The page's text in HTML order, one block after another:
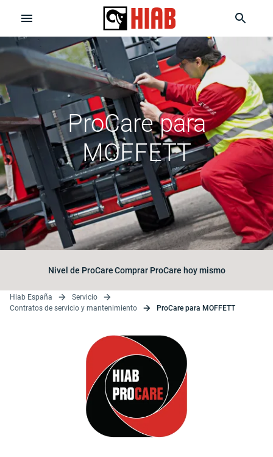
ProCare para
MOFFETT
Nivel de ProCareComprar ProCare hoy mismo
Hiab España
Servicio
Contratos de servicio y mantenimiento
ProCare para MOFFETT